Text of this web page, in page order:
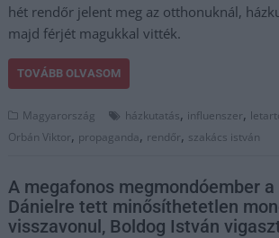
hét rendőr jelent meg az otthonuknál,
majd férjét magukkal vitték.
TOVÁBB OLVASOM
Magyarország házkutatás, influenszer,
Orbán Viktor, propaganda, rendőr, szakács istván
A megafonos megmondóember a
Dánielre tett minősíthetetlen
visszavonul, Boldog István